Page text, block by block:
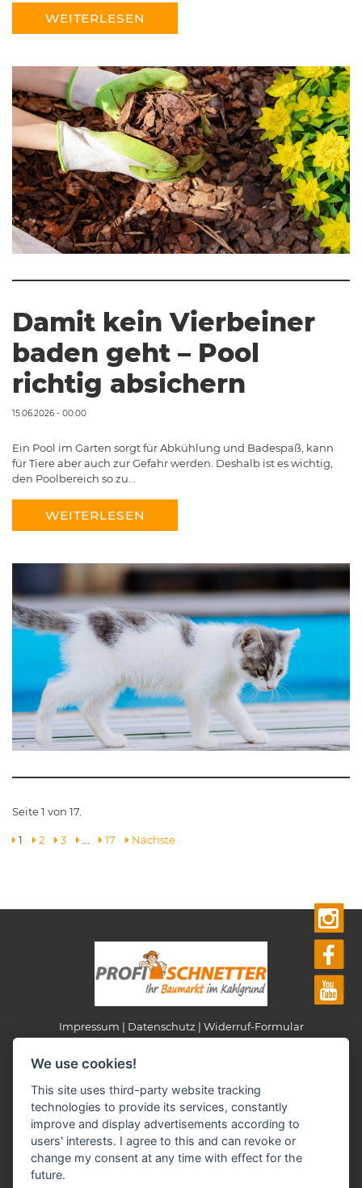
WEITERLESEN
Damit kein Vierbeiner
baden geht – Pool
richtig absichern
15.06.2026 - 00:00
Ein Pool im Garten sorgt für Abkühlung und Badespaß, kann
für Tiere aber auch zur Gefahr werden. Deshalb ist es wichtig,
den Poolbereich so zu…
WEITERLESEN
Seite 1 von 17.
1 2 3 … 17 Nächste
Impressum Datenschutz Widerruf-Formular
Cookie-Einstellungen ändern
Profi Schnetter
AS Jürgen Schnetter e.K.
Am Bahnhof 6+8
63825 Schöllkrippen
We use cookies!
This site uses third-party website tracking
technologies to provide its services, constantly
improve and display advertisements according to
users' interests. I agree to this and can revoke or
change my consent at any time with effect for the
future.